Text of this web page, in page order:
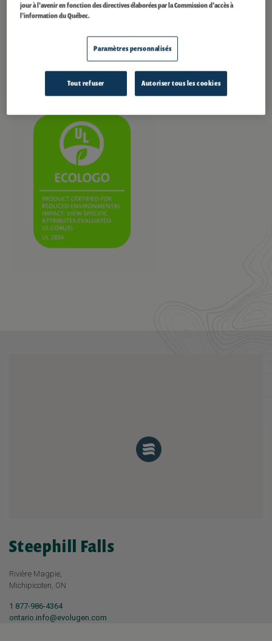
faible impact, un choix crédible et préférable sur le plan de l’environnement
pour les organisations et les communautés qui cherchent à acheter de
qui est fondé sur la norme ISO 14024 (Organisation mondiale de la
normalisation) pour l’écoétiquetage, tient compte de l’impact d’une
installation pendant toute sa durée de vie. Pour plus d’information,
Steephill Falls
Rivière Magpie,
Michipicoten, ON
1 877-986-4364
ontario.info@evolugen.com
jour à l’avenir en fonction des directives élaborées par la Commission d’accès à
l’information du Québec.
Paramètres personnalisés
Tout refuser Autoriser tous les cookies